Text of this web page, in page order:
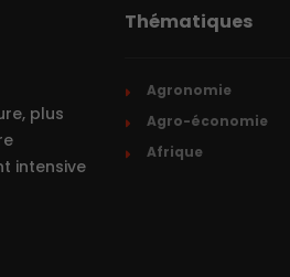
plus
intensive
Thématiques
Agronomie
Agro-économie
Afrique